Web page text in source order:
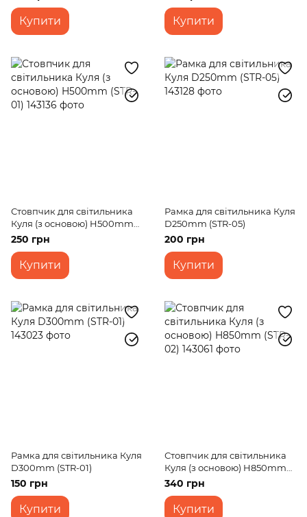
Купити Купити
Стовпчик для світильника
Куля (з основою) H500mm
(STR-01)
250 грн
Купити
Рамка для світильника Куля
D250mm (STR-05)
200 грн
Купити
Рамка для світильника Куля
D300mm (STR-01)
150 грн
Купити
Стовпчик для світильника
Куля (з основою) H850mm
(STR-02)
340 грн
Купити